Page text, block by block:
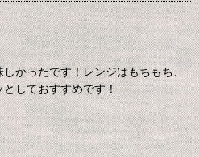
かったです！レンジはもちもち、
しておすすめです！